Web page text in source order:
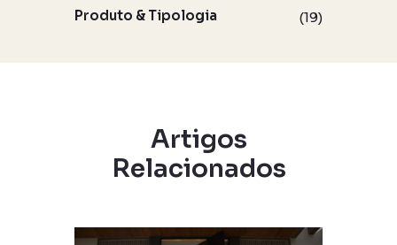
Produto & Tipologia
(19)
Artigos
Relacionados